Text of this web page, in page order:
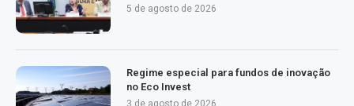
5 de agosto de 2026
Regime especial para fundos de inovação
no Eco Invest
3 de agosto de 2026